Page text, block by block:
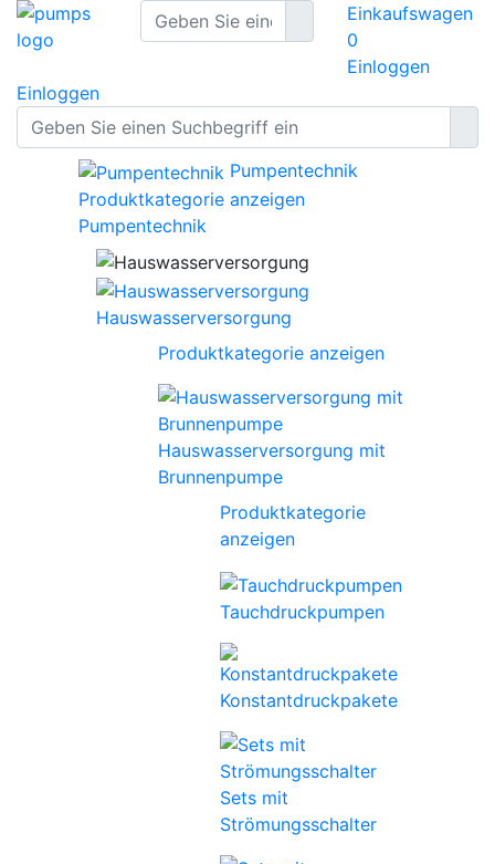
Einkaufswagen
0
Einloggen
Einloggen
Pumpentechnik
Produktkategorie anzeigen
Pumpentechnik
Hauswasserversorgung
Produktkategorie anzeigen
Hauswasserversorgung mit
Brunnenpumpe
Produktkategorie
anzeigen
Tauchdruckpumpen
Konstantdruckpakete
Sets mit
Strömungsschalter